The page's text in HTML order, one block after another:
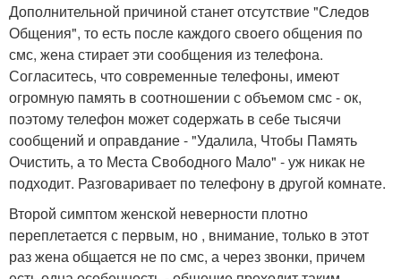
Дополнительной причиной станет отсутствие "Следов
Общения", то есть после каждого своего общения по
смс, жена стирает эти сообщения из телефона.
Согласитесь, что современные телефоны, имеют
огромную память в соотношении с объемом смс - ок,
поэтому телефон может содержать в себе тысячи
сообщений и оправдание - "Удалила, Чтобы Память
Очистить, а то Места Свободного Мало" - уж никак не
подходит. Разговаривает по телефону в другой комнате.
Второй симптом женской неверности плотно
переплетается с первым, но , внимание, только в этот
раз жена общается не по смс, а через звонки, причем